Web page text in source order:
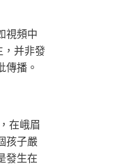
視頻中
，并非發
傳播。
在峨眉
孩子嚴
發生在